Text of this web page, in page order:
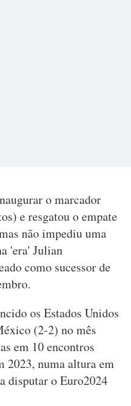
o marcador
e resgatou o empate
não impediu uma
'era' Julian
como sucessor de
os Estados Unidos
(2-2) no mês
em 10 encontros
2023, numa altura em
disputar o Euro2024